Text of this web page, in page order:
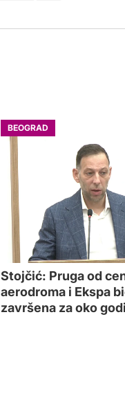
BEOGRAD
Stojčić: Pruga od
aerodroma i Ekspa
završena za oko